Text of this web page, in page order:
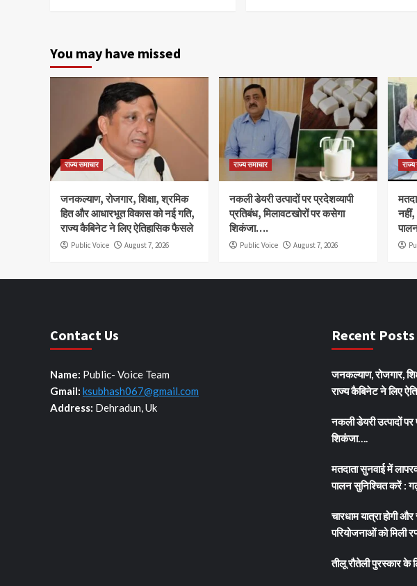
You may have missed
राज्य समाचार
जनकल्याण, रोजगार, शिक्षा, श्रमिक
हित और आधारभूत विकास को नई गति,
राज्य कैबिनेट ने लिए ऐतिहासिक फैसले
Public Voice August 7, 2026
राज्य समाचार
नकली डेयरी उत्पादों पर प्रदेशव्यापी
प्रतिबंध, मिलावटखोरों पर कसेगा
शिकंजा….
Public Voice August 7, 2026
राज्य
Contact Us
Name: Public- Voice Team
Gmail: ksubhash067@gmail.com
Address: Dehradun, Uk
Recent Posts
जनकल्याण, रोजगार,
राज्य कैबिनेट ने लिए
नकली डेयरी उत्पादों पर
शिकंजा….
मतदाता सुनवाई में
पालन सुनिश्चित करें :
चारधाम यात्रा होगी
परियोजनाओं को मिली
तीलू रौतेली पुरस्कार के